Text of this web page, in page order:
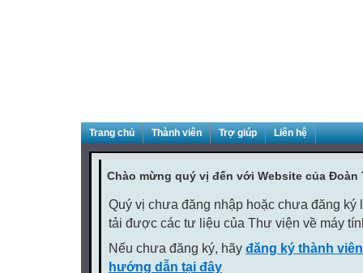
Trang chủ Thành viên Trợ giúp Liên hệ
Chào mừng quý vị đến với Website của Đoàn
Quý vị chưa đăng nhập hoặc chưa đăng ký
tải được các tư liệu của Thư viện về máy
Nếu chưa đăng ký, hãy đăng ký thành
hướng dẫn tại đây